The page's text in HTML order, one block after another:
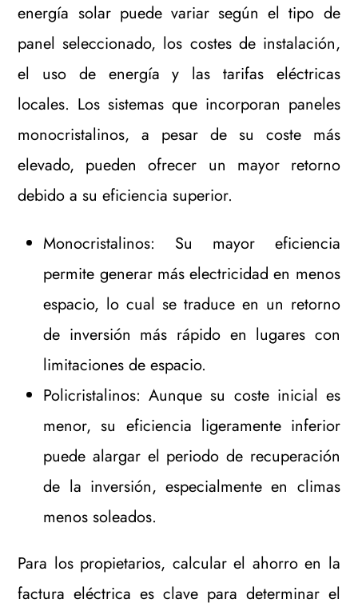
energía solar puede variar según el tipo de
panel seleccionado, los costes de instalación,
el uso de energía y las tarifas eléctricas
locales. Los sistemas que incorporan paneles
monocristalinos, a pesar de su coste más
elevado, pueden ofrecer un mayor retorno
debido a su eficiencia superior.
Monocristalinos: Su mayor eficiencia
permite generar más electricidad en menos
espacio, lo cual se traduce en un retorno
de inversión más rápido en lugares con
limitaciones de espacio.
Policristalinos: Aunque su coste inicial es
menor, su eficiencia ligeramente inferior
puede alargar el periodo de recuperación
de la inversión, especialmente en climas
menos soleados.
Para los propietarios, calcular el ahorro en la
factura eléctrica es clave para determinar el